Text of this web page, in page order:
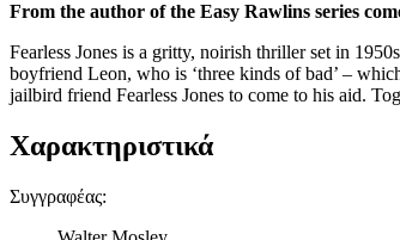
From the author of the Easy Rawlins series
Fearless Jones is a gritty, noirish thriller set in
boyfriend Leon, who is ‘three kinds of bad’ –
jailbird friend Fearless Jones to come to his aid.
Χαρακτηριστικά
Συγγραφέας: